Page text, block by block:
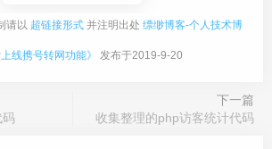
请以 超链接形式 并注明出处 缥缈博客-个人技术博
线携号转网功能》 发布于2019-9-20
下一篇
收集整理的php访客统计代码